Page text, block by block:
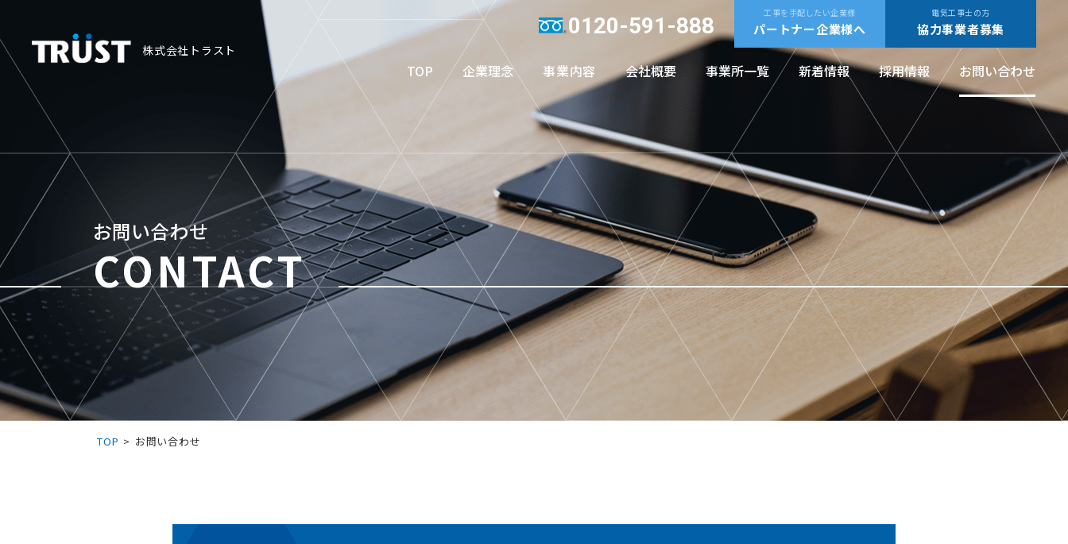
株式会社トラスト
TOP 企業理念 事業内容 会社概要 事業所一覧 新着情報 採用情報 お問い合わせ
工事を手配したい企業様
パートナー企業様へ
電気工事士の方
協力事業者募集
0120-591-888
お問い合わせ
CONTACT
TOP お問い合わせ